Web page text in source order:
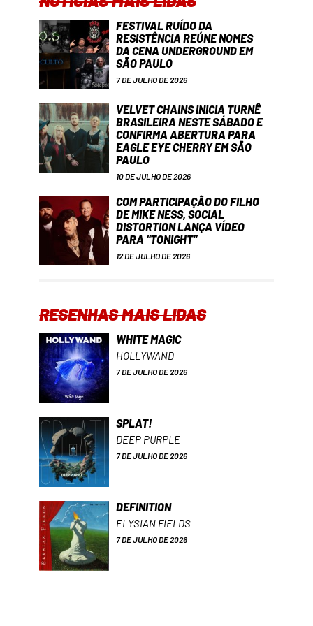
FESTIVAL RUÍDO DA
RESISTÊNCIA REÚNE NOMES
DA CENA UNDERGROUND EM
SÃO PAULO
7 DE JULHO DE 2026
VELVET CHAINS INICIA TURNÊ
BRASILEIRA NESTE SÁBADO E
CONFIRMA ABERTURA PARA
EAGLE EYE CHERRY EM SÃO
PAULO
10 DE JULHO DE 2026
COM PARTICIPAÇÃO DO FILHO
DE MIKE NESS, SOCIAL
DISTORTION LANÇA VÍDEO
PARA “TONIGHT”
12 DE JULHO DE 2026
RESENHAS MAIS LIDAS
WHITE MAGIC
HOLLYWAND
7 DE JULHO DE 2026
SPLAT!
DEEP PURPLE
7 DE JULHO DE 2026
DEFINITION
ELYSIAN FIELDS
7 DE JULHO DE 2026